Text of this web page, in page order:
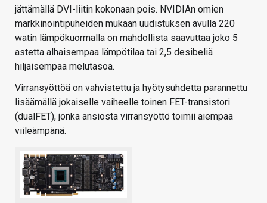
jättämällä DVI-liitin kokonaan pois. NVIDIAn omien
markkinointipuheiden mukaan uudistuksen avulla 220
watin lämpökuormalla on mahdollista saavuttaa joko 5
astetta alhaisempaa lämpötilaa tai 2,5 desibeliä
hiljaisempaa melutasoa.
Virransyöttöä on vahvistettu ja hyötysuhdetta parannettu
lisäämällä jokaiselle vaiheelle toinen FET-transistori
(dualFET), jonka ansiosta virransyöttö toimii aiempaa
viileämpänä.